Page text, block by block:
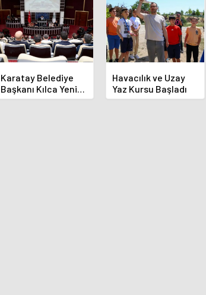
Karatay Belediye
Başkanı Kılca Yeni
Projeleri Açıkladı
Havacılık ve Uzay
Yaz Kursu Başladı